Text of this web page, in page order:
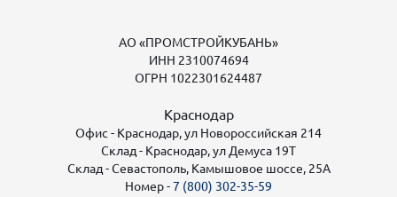
АО «ПРОМСТРОЙКУБАНЬ»
ИНН 2310074694
ОГРН 1022301624487
Краснодар
Офис - Краснодар, ул Новороссийская 214
Склад - Краснодар, ул Демуса 19Т
Склад - Севастополь, Камышовое шоссе, 25А
Номер -7 (800) 302-35-59